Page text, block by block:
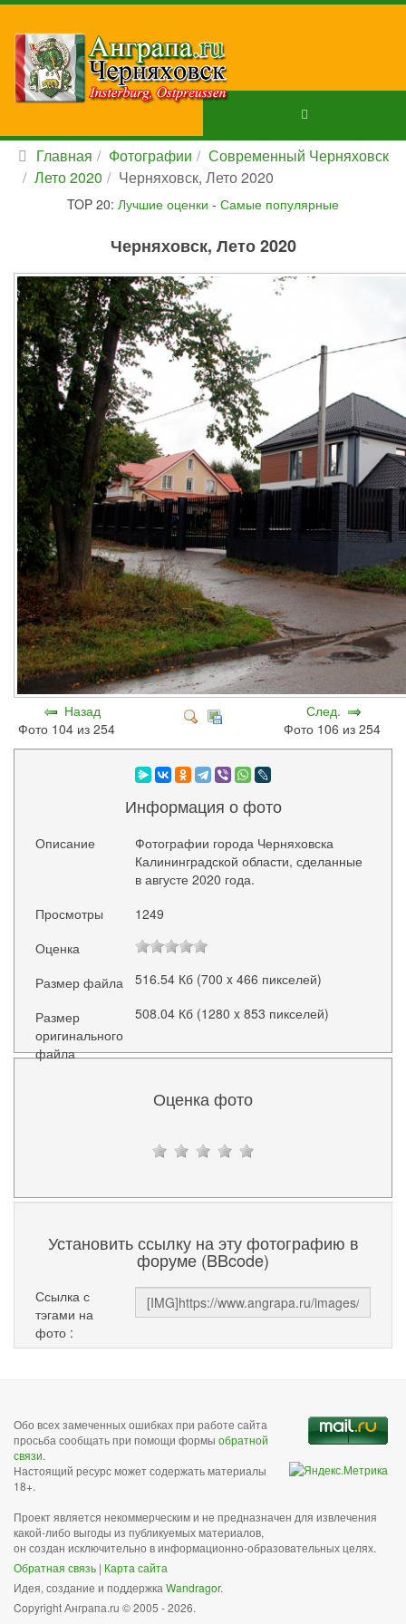
Главная Фотографии
Современный Черняховск
Лето 2020
Черняховск, Лето 2020
TOP 20: Лучшие оценки - Самые популярные
Черняховск, Лето 2020
Назад
Фото 104 из 254
След.
Фото 106 из 254
Информация о фото
Описание
Фотографии города Черняховска
Калининградской области, сделанные
в августе 2020 года.
Просмотры
1249
Оценка
Размер файла
516.54 Кб (700 x 466 пикселей)
Размер
оригинального
файла
508.04 Кб (1280 x 853 пикселей)
Оценка фото
Установить ссылку на эту фотографию в
форуме (BBcode)
Ссылка с
тэгами на
фото :
Обо всех замеченных ошибках при работе сайта
просьба сообщать при помощи формы обратной
связи.
Настоящий ресурс может содержать материалы
18+.
Проект является некоммерческим и не предназначен для извлечения
какой-либо выгоды из публикуемых материалов,
он создан исключительно в информационно-образовательных целях.
Обратная связь | Карта сайта
Идея, создание и поддержка Wandragor.
Copyright Анграпа.ru © 2005 - 2026.